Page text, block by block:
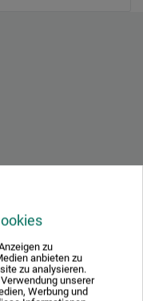
zu
anbieten zu
zu analysieren.
unserer
Werbung und
bei Der Grüne Punkt –
Verkaufsverpackungen